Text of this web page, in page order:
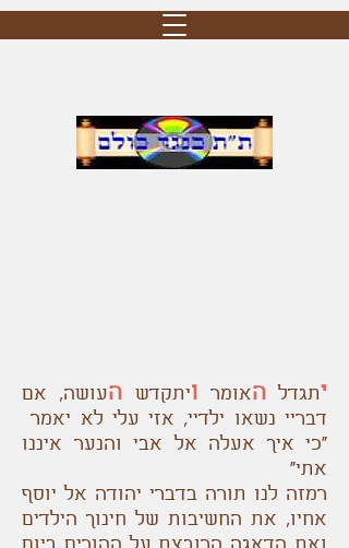
יתגדלהאומר ויתקדש העושה, אם
דבריי נשאו ילדיי, אזי עלי לא יאמר
"כי איך אעלה אל אבי והנער איננו
אתי"
רמזה לנו תורה בדברי יהודה אל יוסף
אחיו, את החשיבות של חינוך הילדים